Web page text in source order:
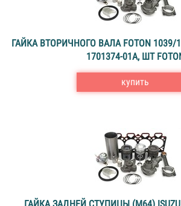
ГАЙКА ВТОРИЧНОГО ВАЛА FOTON 1039/
1701374-01А, ШТ
купить